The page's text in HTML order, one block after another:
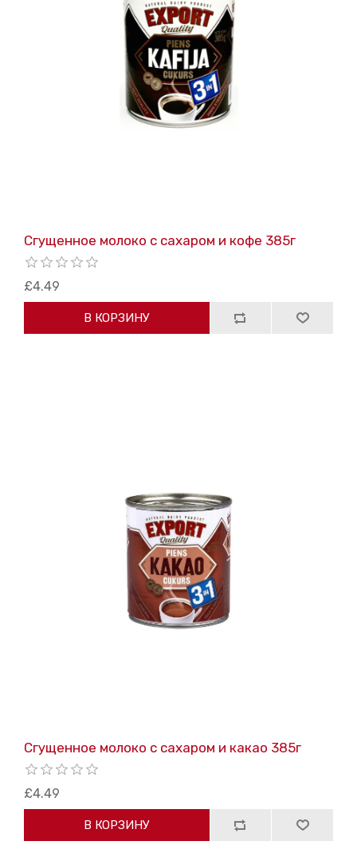
Сгущенное молоко с сахаром и кофе 385г
£4.49
В КОРЗИНУ
Сгущенное молоко с сахаром и какао 385г
£4.49
В КОРЗИНУ